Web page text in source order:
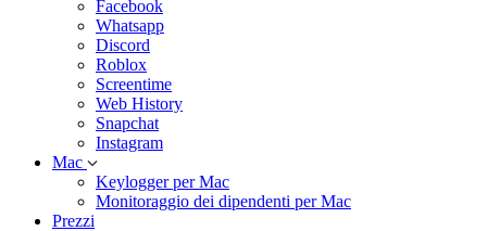
Facebook
Whatsapp
Discord
Roblox
Screentime
Web History
Snapchat
Instagram
Mac
Keylogger per Mac
Monitoraggio dei dipendenti per Mac
Prezzi